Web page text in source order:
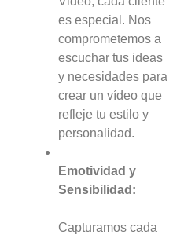
es especial. Nos
comprometemos a
escuchar tus ideas
y necesidades para
crear un vídeo que
refleje tu estilo y
personalidad.
Emotividad y
Sensibilidad:
Capturamos cada